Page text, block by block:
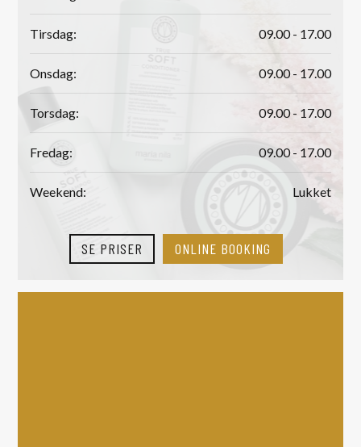
Tirsdag: 09.00 - 17.00
Onsdag: 09.00 - 17.00
Torsdag: 09.00 - 17.00
Fredag: 09.00 - 17.00
Weekend: Lukket
SE PRISER ONLINE BOOKING